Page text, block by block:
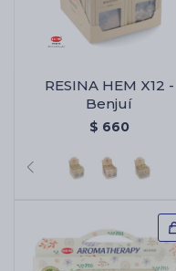
RESINA HEM X12 -
Benjuí
$ 660